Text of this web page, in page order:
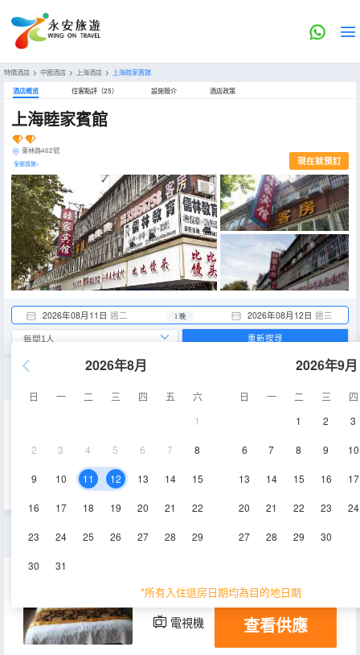
特價酒店 > 中國酒店 > 上海酒店 > 上海睦家賓館
酒店概览 住客點評（25） 設施簡介 酒店政策
上海睦家賓館
東林路462號
全部設施> 現在就預訂
2026年08月11日 週二 2026年08月12日 週三
1 晚
2026年8月
日 一 二 三 四 五
六
1
2 3 4 5 6 7 8
9 10 11 12 13 14 15
16 17 18 19 20 21 22
23 24 25 26 27 28 29
30 31
2026年9月
日 一 二 三
四
1
2 3
6 7 8 9 10
13 14 15 16 17
20 21 22 23 24
27 28 29 30
*所有入住退房日期均為目的地日期
重新搜尋
空調
商務大床房
20㎡ 3層 空調
電視機 查看供應